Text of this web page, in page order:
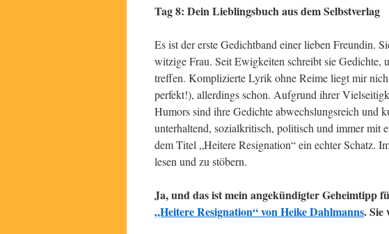
Tag 8: Dein Lieblingsbuch aus dem Selbstverlag
Es ist der erste Gedichtband einer lieben Freundin.
witzige Frau. Seit Ewigkeiten schreibt sie Gedichte,
treffen. Komplizierte Lyrik ohne Reime liegt mir
perfekt!), allerdings schon. Aufgrund ihrer
Humors sind ihre Gedichte abwechslungsreich und
unterhaltend, sozialkritisch, politisch und immer mit
dem Titel „Heitere Resignation“ ein echter Schatz.
lesen und zu stöbern.
Ja, und das ist mein angekündigter Geheimtipp
„Heitere Resignation“ von Heike Dahlmanns. Sie